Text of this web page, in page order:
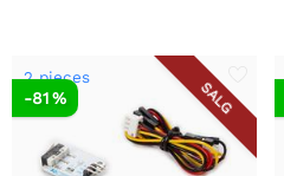
SALG
2 pieces
-81 %